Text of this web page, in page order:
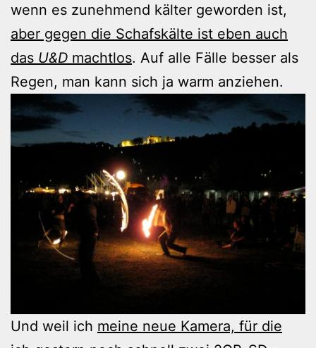
wenn es zunehmend kälter geworden ist,
aber gegen die Schafskälte ist eben auch
das U&D machtlos. Auf alle Fälle besser als
Regen, man kann sich ja warm anziehen.
Und weil ich meine neue Kamera, für die